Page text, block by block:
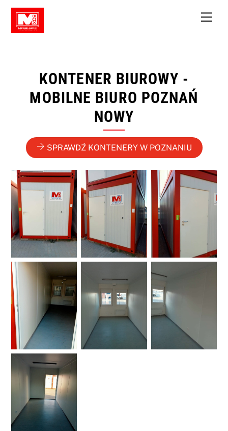
Skip
content
KONTENER BIUROWY -
MOBILNE BIURO POZNAŃ
NOWY
SPRAWDŹ KONTENERY W POZNANIU